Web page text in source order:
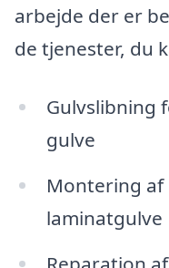
arbejde der er
de tjenester, du
Gulvslibning
gulve
Montering
laminatgulve